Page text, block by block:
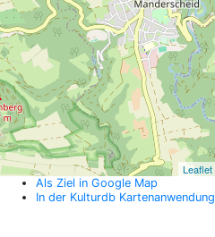
Leaflet
Als Ziel in Google Map
In der Kulturdb Kartenanwendung